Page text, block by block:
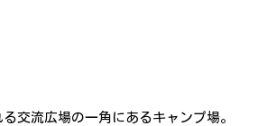
交流広場の一角にあるキャンプ場。